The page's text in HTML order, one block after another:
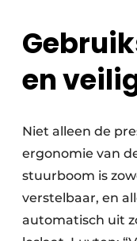
en
Niet alleen de
ergonomie van
stuurboom is
verstelbaar, en
automatisch uit